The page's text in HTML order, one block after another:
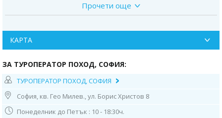
Програма на пътуването:
маршрут Перник - Кюстендил - Крива паланка - Скопие. Преминаване
на граничните пунктове при Гюешево - Деве Баир. Посещение на
столицата Скопие - един от най-динамично променящите се
Климент Охридски" - най-голямата в града, известна със своя 5-тонен
полилей, църквата "Свети Спас" с гроба на Гоце Делчев. Свободно
време за разходка, обяд и самостоятелно разглеждане на центъра на
града. Настаняване в хотел 2/3 * Нощувка
2 ден -Закуска. Отпътуване за каньона Матка, намиращ се на
Прочети още
КАРТА
ЗА ТУРОПЕРАТОР ПОХОД, СОФИЯ:
ТУРОПЕРАТОР ПОХОД, СОФИЯ
София, кв. Гео Милев., ул. Борис Христов 8
Понеделник до Петък : 10 - 18:30ч.